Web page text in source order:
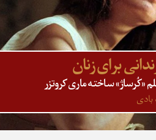
برای زنان
«کُرساژ» ساخته ماری کروتزر